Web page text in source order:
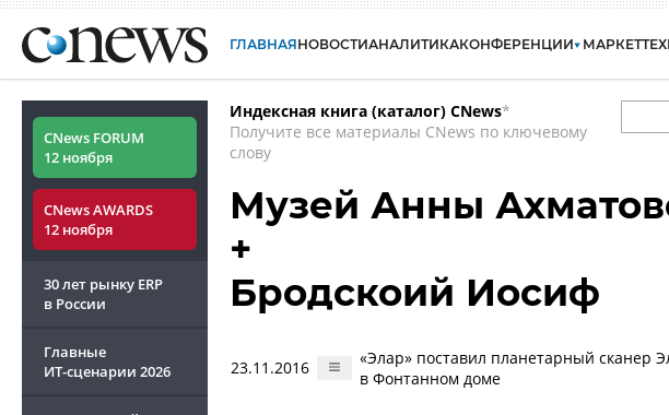
ГЛАВНАЯНОВОСТИАНАЛИТИКАКОНФЕРЕНЦИИ МАРКЕТ
CNews FORUM
12 ноября
CNews AWARDS
12 ноября
30 лет рынку ERP
в России
Главные
ИТ-сценарии 2026
Индексная книга (каталог) CNews*
Получите все материалы CNews по ключевому
слову
Музей Анны
+
Бродскоий Иосиф
23.11.2016
«Элар» поставил планетарный сканер
в Фонтанном доме